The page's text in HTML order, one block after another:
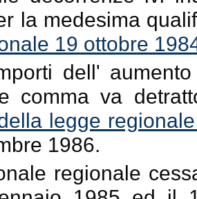
la medesima
19 ottobre
dell'
comma va
legge
1986.
regionale